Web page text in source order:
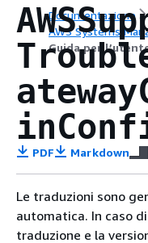
Documentazione
AWS Systems
Guida per
PDF Markdown
Le traduzioni sono
automatica. In caso
traduzione e la